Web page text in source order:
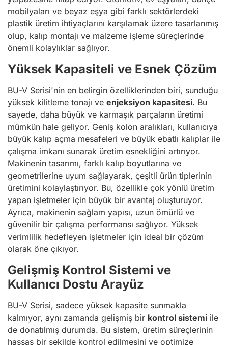
mobilyaları ve beyaz eşya gibi farklı sektörlerdeki
plastik üretim ihtiyaçlarını karşılamak üzere tasarlanmış
olup, kalıp montajı ve malzeme işleme süreçlerinde
önemli kolaylıklar sağlıyor.
Yüksek Kapasiteli ve Esnek Çözüm
BU-V Serisi'nin en belirgin özelliklerinden biri, sunduğu
yüksek kilitleme tonajı ve enjeksiyon kapasitesi. Bu
sayede, daha büyük ve karmaşık parçaların üretimi
mümkün hale geliyor. Geniş kolon aralıkları, kullanıcıya
büyük kalıp açma mesafeleri ve büyük ebatlı kalıplar ile
çalışma imkanı sunarak üretim esnekliğini artırıyor.
Makinenin tasarımı, farklı kalıp boyutlarına ve
geometrilerine uyum sağlayarak, çeşitli ürün tiplerinin
üretimini kolaylaştırıyor. Bu, özellikle çok yönlü üretim
yapan işletmeler için büyük bir avantaj oluşturuyor.
Ayrıca, makinenin sağlam yapısı, uzun ömürlü ve
güvenilir bir çalışma performansı sağlıyor. Yüksek
verimlilik hedefleyen işletmeler için ideal bir çözüm
olarak öne çıkıyor.
Gelişmiş Kontrol Sistemi ve
Kullanıcı Dostu Arayüz
BU-V Serisi, sadece yüksek kapasite sunmakla
kalmıyor, aynı zamanda gelişmiş bir kontrol sistemi ile
de donatılmış durumda. Bu sistem, üretim süreçlerinin
hassas bir şekilde kontrol edilmesini ve optimize